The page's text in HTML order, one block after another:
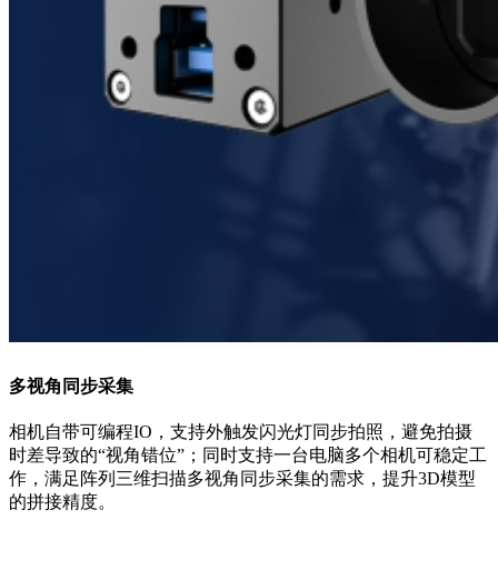
多视角同步采集
相机自带可编程IO，支持外触发闪光灯同步拍照，避免拍摄
时差导致的“视角错位”；同时支持一台电脑多个相机可稳定工
作，满足阵列三维扫描多视角同步采集的需求，提升3D模型
的拼接精度。